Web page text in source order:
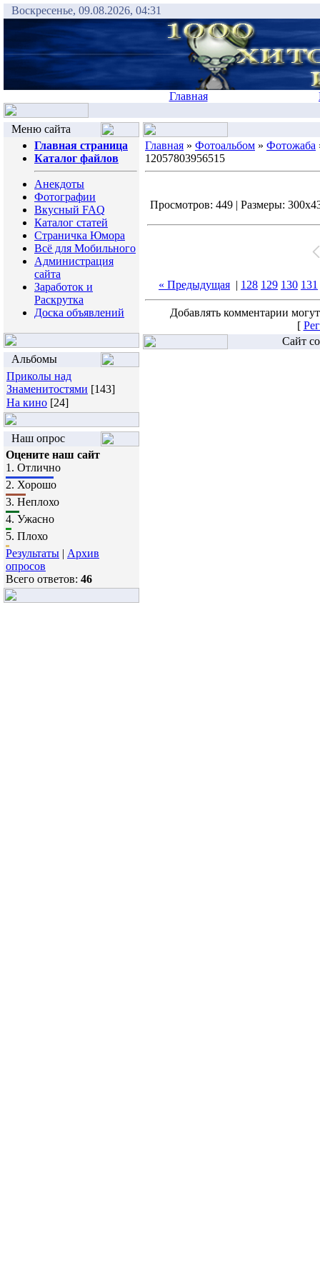
Воскресенье, 09.08.2026, 04:31
Главная
Меню сайта
Главная страница
Каталог файлов
Анекдоты
Фотографии
Вкусный FAQ
Каталог статей
Страничка Юмора
Всё для Мобильного
Администрация
сайта
Заработок и
Раскрутка
Доска объявлений
Альбомы
Приколы над
Знаменитостями [143]
На кино [24]
Наш опрос
Оцените наш сайт
1. Отлично
2. Хорошо
3. Неплохо
4. Ужасно
5. Плохо
Результаты | Архив
опросов
Всего ответов: 46
Главная » Фотоальбом » Фотожаба
12057803956515
Просмотров: 449 | Размеры:
« Предыдущая | 128 129 130 131
Добавлять комментарии
[
Сайт